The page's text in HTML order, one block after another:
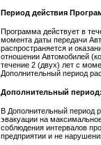
Период действия
Программа действует в
момента даты передачи
распространяется и
отношении Автомобилей
течение 2 (двух) лет с
Дополнительный период
Дополнительный период:
В Дополнительный период
эвакуации на
соблюдения интервалов
предприятии и не